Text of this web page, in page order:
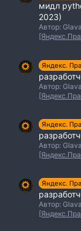
мидл
2023)
Автор: Glava
Яндекс.
Автор: Glava
Яндекс.
Автор: Glava
Яндекс.
Автор: Glava